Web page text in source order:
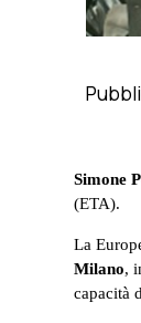
Simone
(ETA).
La
Milano,
capacità